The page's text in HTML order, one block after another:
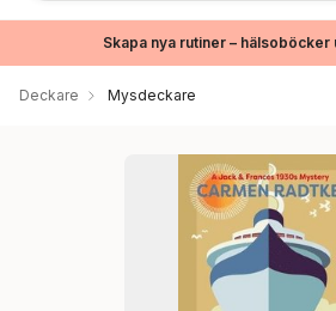
Skapa nya rutiner –
Deckare Mysdeckare